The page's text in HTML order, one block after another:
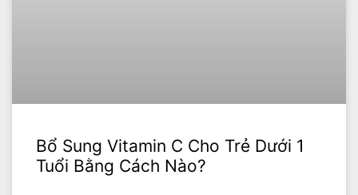
Bổ Sung Vitamin C Cho Trẻ Dưới 1
Tuổi Bằng Cách Nào?